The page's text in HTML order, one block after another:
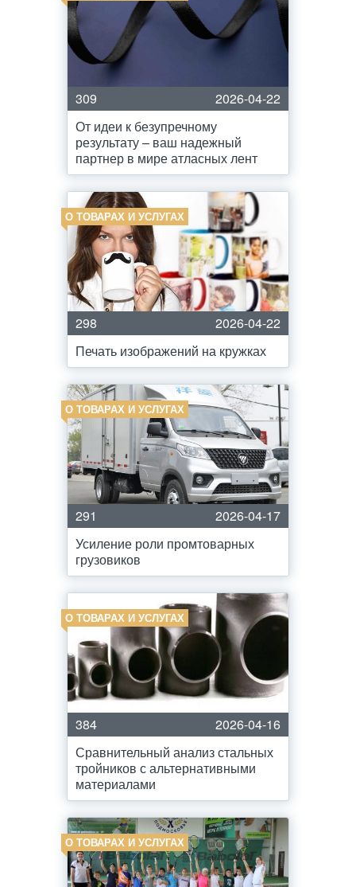
309
2026-04-22
От идеи к безупречному
результату – ваш надежный
партнер в мире атласных лент
О ТОВАРАХ И УСЛУГАХ
298
2026-04-22
Печать изображений на кружках
О ТОВАРАХ И УСЛУГАХ
291
2026-04-17
Усиление роли промтоварных
грузовиков
О ТОВАРАХ И УСЛУГАХ
384
2026-04-16
Сравнительный анализ стальных
тройников с альтернативными
материалами
О ТОВАРАХ И УСЛУГАХ